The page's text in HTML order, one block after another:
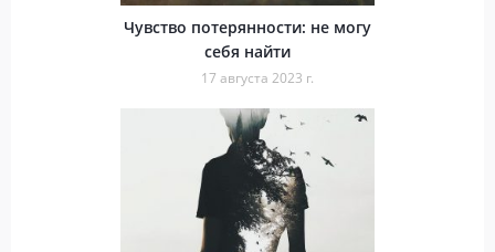
Чувство потерянности: не могу
себя найти
17 августа 2023 г.